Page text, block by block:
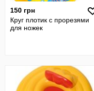
150 грн
Круг плотик с прорезями
для ножек